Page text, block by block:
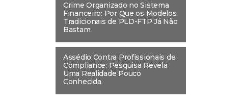
Crime Organizado no Sistema
Financeiro: Por Que os Modelos
Tradicionais de PLD-FTP Já Não
Bastam
Assédio Contra Profissionais de
Compliance: Pesquisa Revela
Uma Realidade Pouco
Conhecida